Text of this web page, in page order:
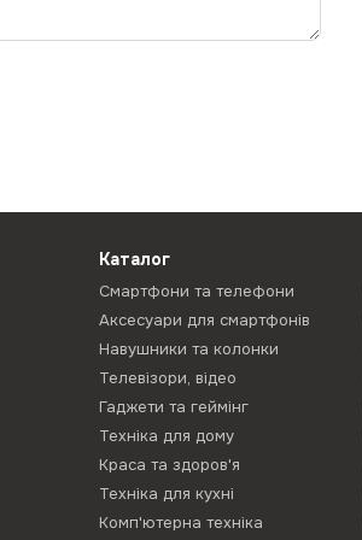
Каталог
Смартфони та телефони
Аксесуари для смартфонів
Навушники та колонки
Телевізори, відео
Гаджети та геймінг
Техніка для дому
Краса та здоров'я
Техніка для кухні
Комп'ютерна техніка